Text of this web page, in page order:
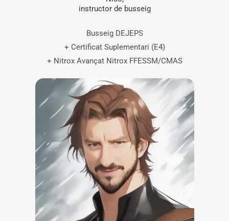
instructor de busseig
Busseig DEJEPS
+ Certificat Suplementari (E4)
+ Nitrox Avançat Nitrox FFESSM/CMAS